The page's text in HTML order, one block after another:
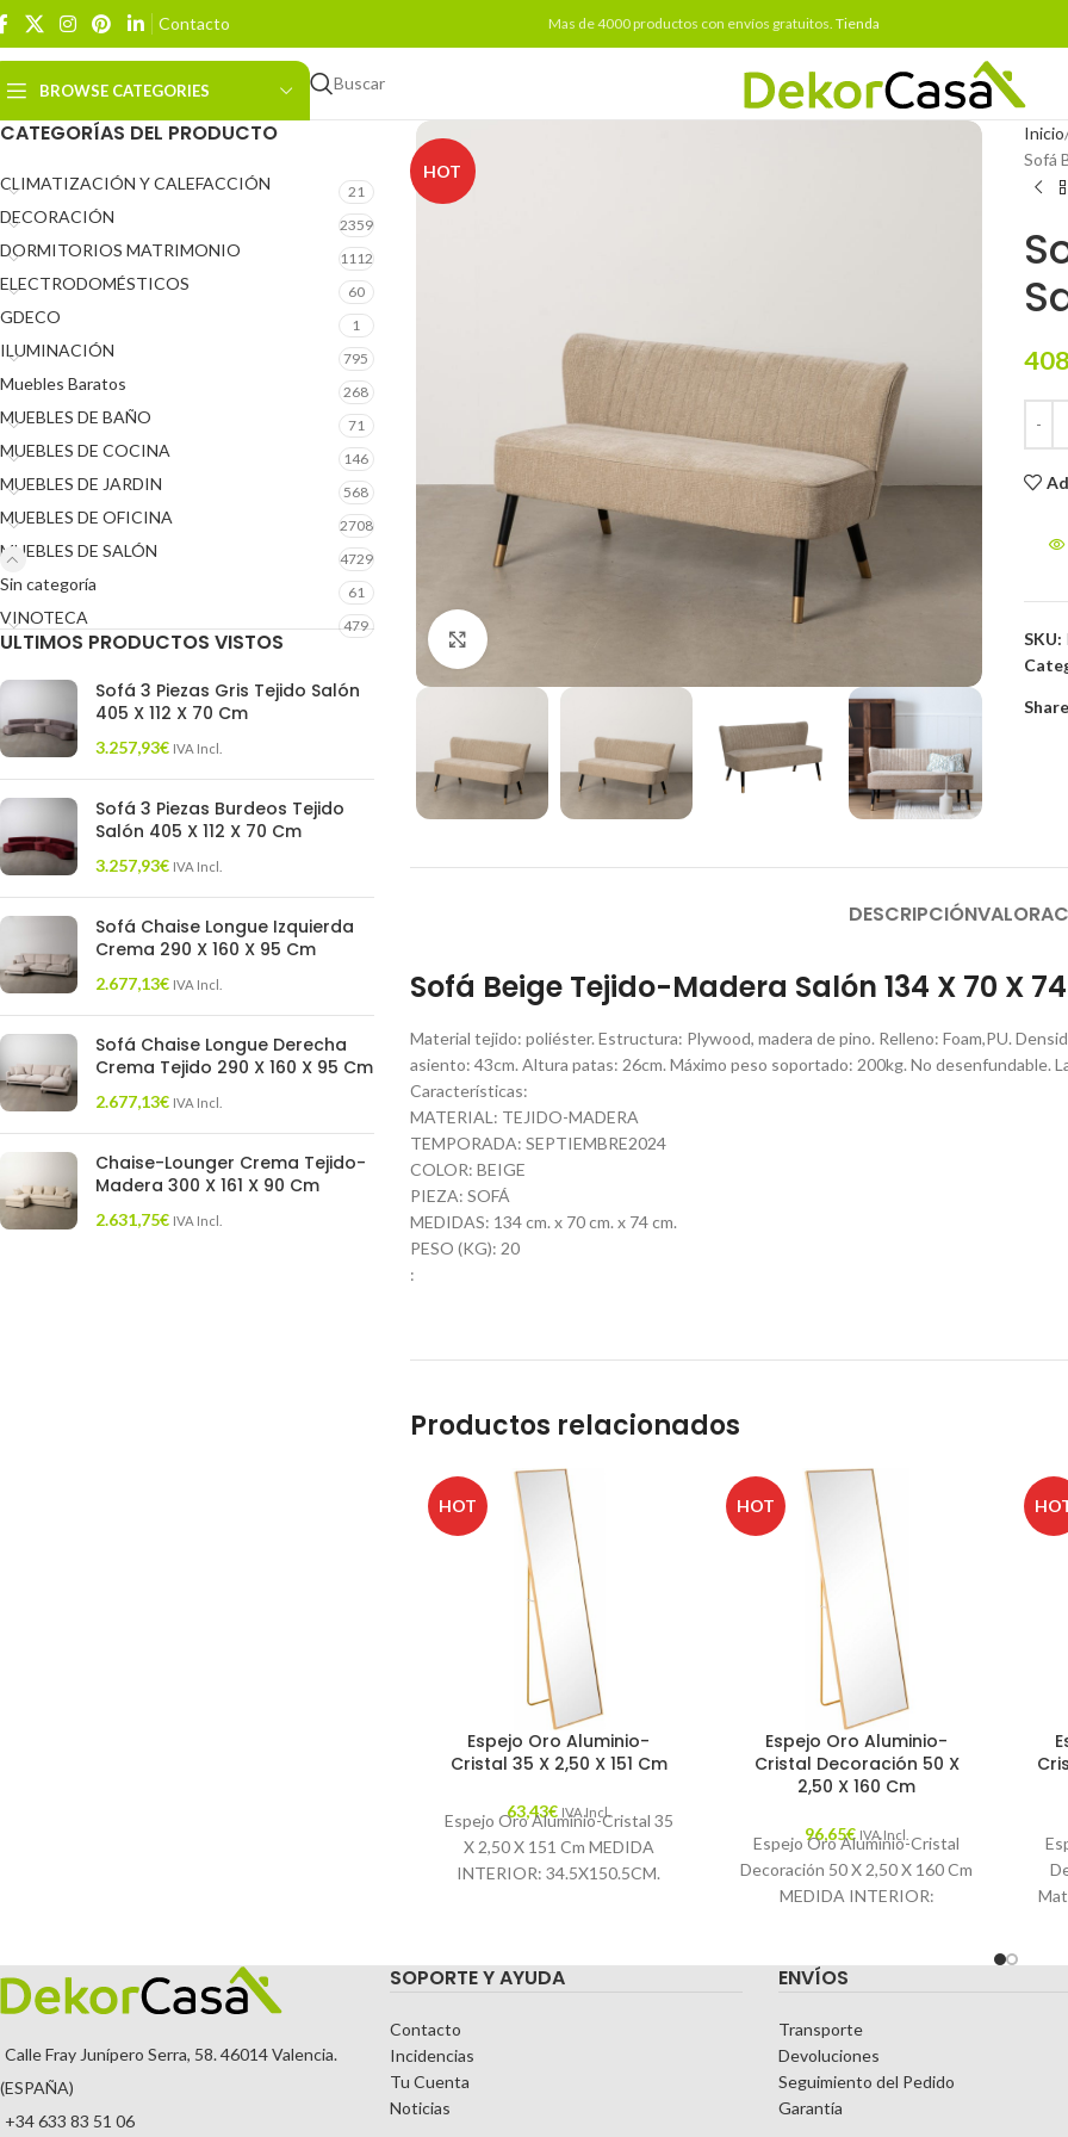
Contacto Mas de 4000 productos con envíos gratuitos. Tienda
BROWSE CATEGORIES Buscar
CATEGORÍAS DEL PRODUCTO
CLIMATIZACIÓN Y CALEFACCIÓN 21
DECORACIÓN 2359
DORMITORIOS MATRIMONIO 1112
ELECTRODOMÉSTICOS 60
GDECO 1
ILUMINACIÓN 795
Muebles Baratos 268
MUEBLES DE BAÑO 71
MUEBLES DE COCINA 146
MUEBLES DE JARDIN 568
MUEBLES DE OFICINA 2708
MUEBLES DE SALÓN 4729
Sin categoría 61
VINOTECA 479
ULTIMOS PRODUCTOS VISTOS
Sofá 3 Piezas Gris Tejido Salón
405 X 112 X 70 Cm
3.257,93€ IVA Incl.
Sofá 3 Piezas Burdeos Tejido
Salón 405 X 112 X 70 Cm
3.257,93€ IVA Incl.
Sofá Chaise Longue Izquierda
Crema 290 X 160 X 95 Cm
2.677,13€ IVA Incl.
Sofá Chaise Longue Derecha
Crema Tejido 290 X 160 X 95 Cm
2.677,13€ IVA Incl.
Chaise-Lounger Crema Tejido-
Madera 300 X 161 X 90 Cm
2.631,75€ IVA Incl.
HOT
Click to enlarge
Inicio
Sofá
SKU:
DESCRIPCIÓN
Sofá Beige Tejido-Madera Salón 134 X 70 X
Material tejido: poliéster. Estructura: Plywood, madera de pino. Relleno: Foam,PU.
asiento: 43cm. Altura patas: 26cm. Máximo peso soportado: 200kg. No desenfundable.
Características:
MATERIAL: TEJIDO-MADERA
TEMPORADA: SEPTIEMBRE2024
COLOR: BEIGE
PIEZA: SOFÁ
MEDIDAS: 134 cm. x 70 cm. x 74 cm.
PESO (KG): 20
:
Productos relacionados
HOT
Espejo Oro Aluminio-
Cristal 35 X 2,50 X 151 Cm
63,43€ IVA Incl.
Espejo Oro Aluminio-Cristal 35
X 2,50 X 151 Cm MEDIDA
INTERIOR: 34.5X150.5CM.
COLOR: ORO PIEZA:
HOT
Espejo Oro Aluminio-
Cristal Decoración 50 X
2,50 X 160 Cm
96,65€ IVA Incl.
Espejo Oro Aluminio-Cristal
Decoración 50 X 2,50 X 160 Cm
MEDIDA INTERIOR:
CRISTAL TEMPORADA:
Calle Fray Junípero Serra, 58. 46014 Valencia.
(ESPAÑA)
+34 633 83 51 06
SOPORTE Y AYUDA
Contacto
Incidencias
Tu Cuenta
Noticias
ENVÍOS
Transporte
Devoluciones
Seguimiento del Pedido
Garantía